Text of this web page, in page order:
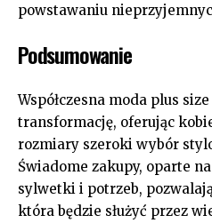
powstawaniu
Podsumowanie
Współczesna moda plus size
transformację, oferując
rozmiary szeroki wybór
Świadome zakupy, oparte
sylwetki i potrzeb,
która będzie służyć przez